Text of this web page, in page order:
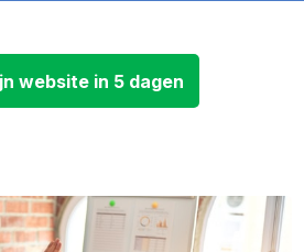
website in 5 dagen